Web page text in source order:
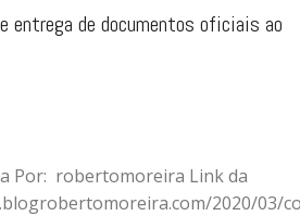
entrega de documentos oficiais ao
Por: robertomoreira Link da
2020/03/